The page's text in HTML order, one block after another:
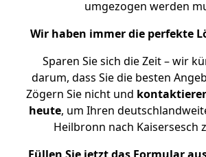
umgezogen werden
Wir haben immer die perfekte
Sparen Sie sich die Zeit – wir
darum, dass Sie die besten
Zögern Sie nicht und
heute, um Ihren
Heilbronn nach Kaisersesch